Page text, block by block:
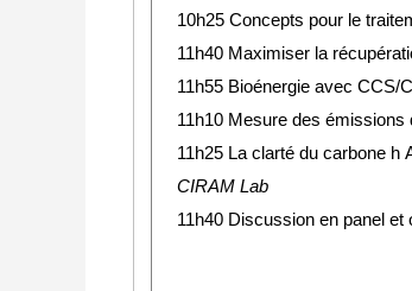
10h25Concepts pour le
11h40 Maximiser la
11h55 Bioénergie avec CCS/
11h10 Mesure des
11h25 La clarté du carbone h
CIRAM Lab
11h40 Discussion en panel et